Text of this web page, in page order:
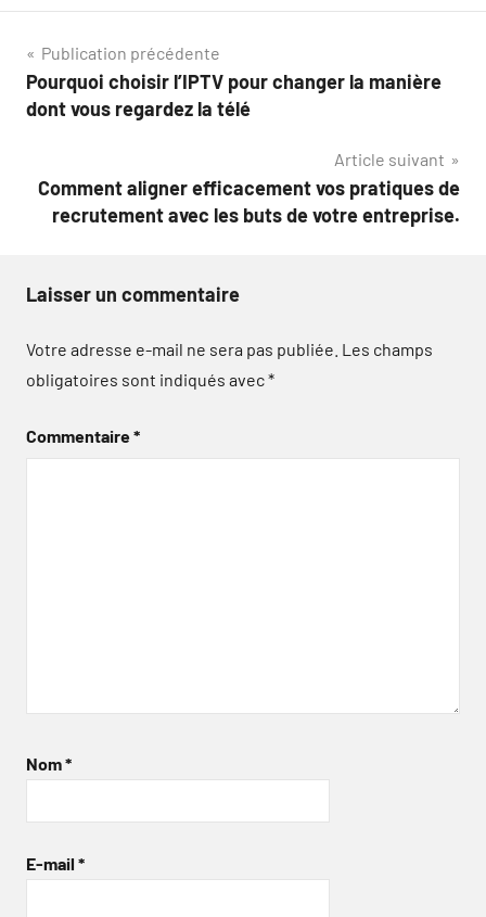
Navigation
de
Publication précédente
Pourquoi choisir l’IPTV pour changer la manière
dont vous regardez la télé
Article suivant
Comment aligner efficacement vos pratiques de
recrutement avec les buts de votre entreprise.
Laisser un commentaire
Votre adresse e-mail ne sera pas publiée. Les champs
obligatoires sont indiqués avec*
Commentaire*
Nom*
E-mail *